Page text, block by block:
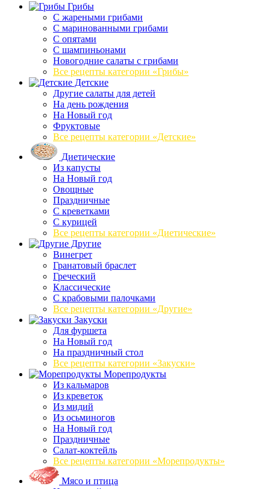
Грибы
C жареными грибами
C маринованными грибами
C опятами
C шампиньонами
Новогодние салаты с грибами
Все рецепты категории «Грибы»
Детские
Другие салаты для детей
На день рождения
На Новый год
Фруктовые
Все рецепты категории «Детские»
Диетические
Из капусты
На Новый год
Овощные
Праздничные
С креветками
С курицей
Все рецепты категории «Диетические»
Другие
Винегрет
Гранатовый браслет
Греческий
Классические
С крабовыми палочками
Все рецепты категории «Другие»
Закуски
Для фуршета
На Новый год
На праздничный стол
Все рецепты категории «Закуски»
Морепродукты
Из кальмаров
Из креветок
Из мидий
Из осьминогов
На Новый год
Праздничные
Салат-коктейль
Все рецепты категории «Морепродукты»
Мясо и птица